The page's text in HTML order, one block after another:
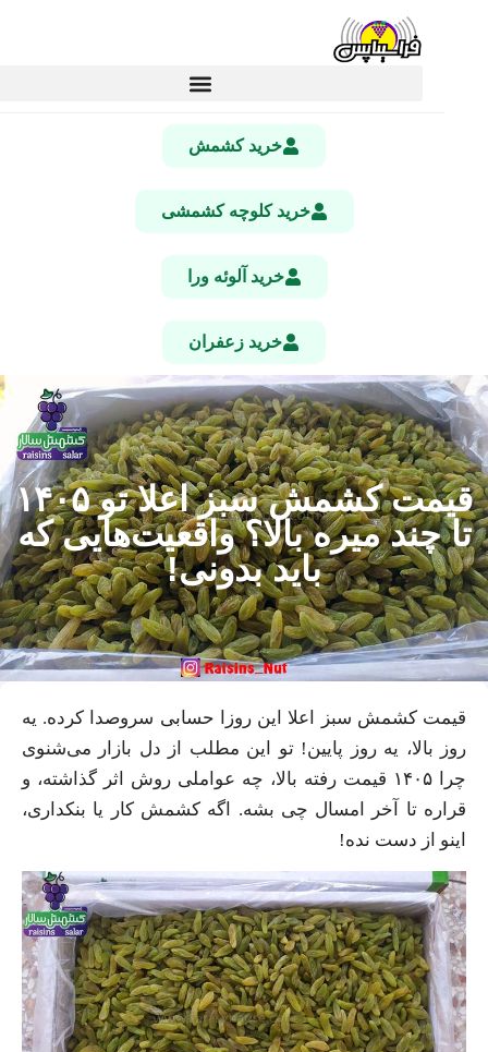
خرید کشمش
خرید کلوچه کشمشی
خرید آلوئه ورا
خرید زعفران
قیمت کشمش سبز اعلا تو ۱۴۰۵
چند میره بالا؟ واقعیت‌هایی که
باید بدونی!
قیمت کشمش سبز اعلا این روزا حسابی سروصدا کرده. یه
روز بالا، یه روز پایین! تو این مطلب از دل بازار می‌شنوی
چرا ۱۴۰۵ قیمت رفته بالا، چه عواملی روش اثر گذاشته، و
قراره تا آخر امسال چی بشه. اگه کشمش کار یا بنکداری،
اینو از دست نده!